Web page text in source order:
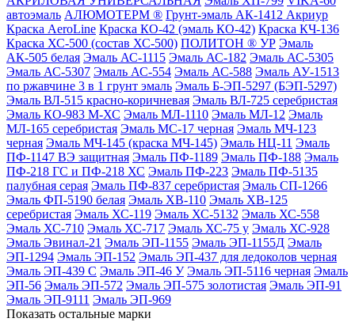
автоэмаль АЛЮМОТЕРМ ® Грунт-эмаль АК-1412 Акриур
Краска AeroLine Краска КО-42 (эмаль КО-42) Краска КЧ-136
Краска ХС-500 (состав ХС-500) ПОЛИТОН ® УР Эмаль
АК-505 белая Эмаль АС-1115 Эмаль АС-182 Эмаль АС-5305
Эмаль АС-5307 Эмаль АС-554 Эмаль АС-588 Эмаль АУ-1513
по ржавчине 3 в 1 грунт эмаль Эмаль Б-ЭП-5297 (БЭП-5297)
Эмаль ВЛ-515 красно-коричневая Эмаль ВЛ-725 серебристая
Эмаль КО-983 М-ХС Эмаль МЛ-1110 Эмаль МЛ-12 Эмаль
МЛ-165 серебристая Эмаль МС-17 черная Эмаль МЧ-123
черная Эмаль МЧ-145 (краска МЧ-145) Эмаль НЦ-11 Эмаль
ПФ-1147 ВЭ защитная Эмаль ПФ-1189 Эмаль ПФ-188 Эмаль
ПФ-218 ГС и ПФ-218 ХС Эмаль ПФ-223 Эмаль ПФ-5135
палубная серая Эмаль ПФ-837 серебристая Эмаль СП-1266
Эмаль ФП-5190 белая Эмаль ХВ-110 Эмаль ХВ-125
серебристая Эмаль ХС-119 Эмаль ХС-5132 Эмаль ХС-558
Эмаль ХС-710 Эмаль ХС-717 Эмаль ХС-75 у Эмаль ХС-928
Эмаль Эвинал-21 Эмаль ЭП-1155 Эмаль ЭП-1155Д Эмаль
ЭП-1294 Эмаль ЭП-152 Эмаль ЭП-437 для ледоколов черная
Эмаль ЭП-439 С Эмаль ЭП-46 У Эмаль ЭП-5116 черная Эмаль
ЭП-56 Эмаль ЭП-572 Эмаль ЭП-575 золотистая Эмаль ЭП-91
Эмаль ЭП-9111 Эмаль ЭП-969
Показать остальные марки